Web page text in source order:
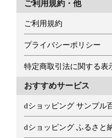
ご利用規約・他
ご利用規約
プライバシーポリシー
特定商取引法に関する表
おすすめサービス
dショッピング サンプル
dショッピング ふるさと